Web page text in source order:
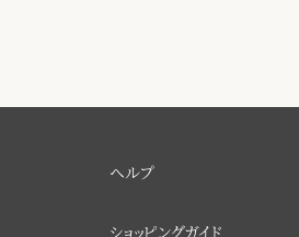
ヘルプ
ショッピングガイド